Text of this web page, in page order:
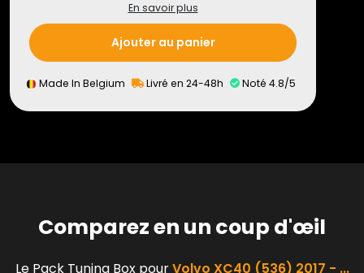
En savoir plus
Ajouter au panier
Made In Belgium Livré en 24-48h Noté 4.8/5
Comparez en un coup d'œil
Le Pack Tuning Box pourVolvo XC40 (536) 2017 - ...